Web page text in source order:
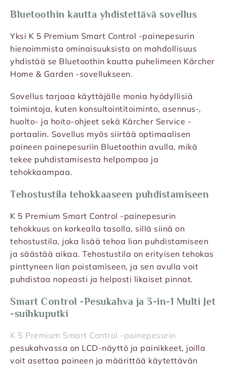
Bluetoothin kautta yhdistettävä sovellus
Yksi K 5 Premium Smart Control -painepesurin
hienoimmista ominaisuuksista on mahdollisuus
yhdistää se Bluetoothin kautta puhelimeen Kärcher
Home & Garden -sovellukseen.
Sovellus tarjoaa käyttäjälle monia hyödyllisiä
toimintoja, kuten konsultointitoiminto, asennus-,
huolto- ja hoito-ohjeet sekä Kärcher Service -
portaalin. Sovellus myös siirtää optimaalisen
paineen painepesuriin Bluetoothin avulla, mikä
tekee puhdistamisesta helpompaa ja
tehokkaampaa.
Tehostustila tehokkaaseen puhdistamiseen
K 5 Premium Smart Control -painepesurin
tehokkuus on korkealla tasolla, sillä siinä on
tehostustila, joka lisää tehoa lian puhdistamiseen
ja säästää aikaa. Tehostustila on erityisen tehokas
pinttyneen lian poistamiseen, ja sen avulla voit
puhdistaa nopeasti ja helposti likaiset pinnat.
Smart Control -Pesukahva ja 3-in-1 Multi Jet
-suihkuputki
K 5 Premium Smart Control -painepesurin
pesukahvassa on LCD-näyttö ja painikkeet, joilla
voit asettaa paineen ja määrittää käytettävän